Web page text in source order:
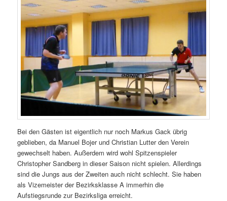
Bei den Gästen ist eigentlich nur noch Markus Gack übrig
geblieben, da Manuel Bojer und Christian Lutter den Verein
gewechselt haben. Außerdem wird wohl Spitzenspieler
Christopher Sandberg in dieser Saison nicht spielen. Allerdings
sind die Jungs aus der Zweiten auch nicht schlecht. Sie haben
als Vizemeister der Bezirksklasse A immerhin die
Aufstiegsrunde zur Bezirksliga erreicht.